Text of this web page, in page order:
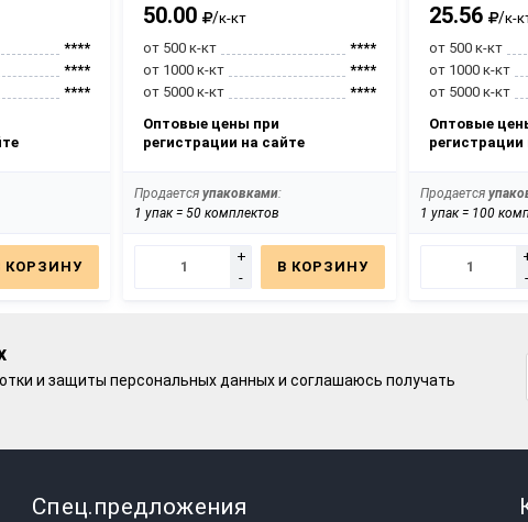
****
****
****
КОРЗИНУ
50.00 /к-кт
от 500 к-кт
****
от 1000 к-кт
****
от 5000 к-кт
****
Оптовые цены при
регистрации на сайте
Продается упаковками:
1 упак = 50 комплектов
+
-
В КОРЗИНУ
25.56 /к-
от 500 к-кт
от 1000 к-кт
от 5000 к-кт
Оптовые
регистрации
Продается
1 упак = 100
-
и защиты персональных данныхи соглашаюсь получать
Спец.предложения